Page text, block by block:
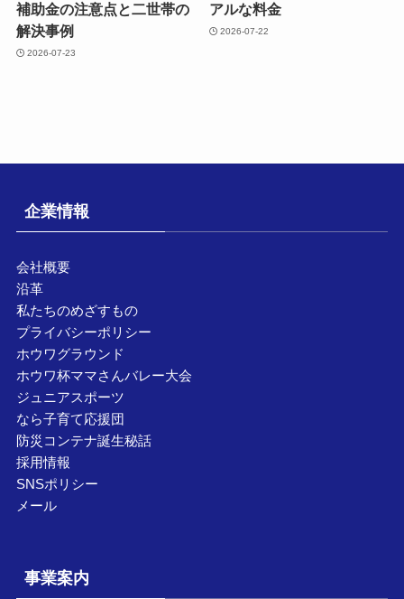
補助金の注意点と二世帯の
解決事例
2026-07-23
アルな料金
2026-07-22
企業情報
会社概要
沿革
私たちのめざすもの
プライバシーポリシー
ホウワグラウンド
ホウワ杯ママさんバレー大会
ジュニアスポーツ
なら子育て応援団
防災コンテナ誕生秘話
採用情報
SNSポリシー
メール
事業案内